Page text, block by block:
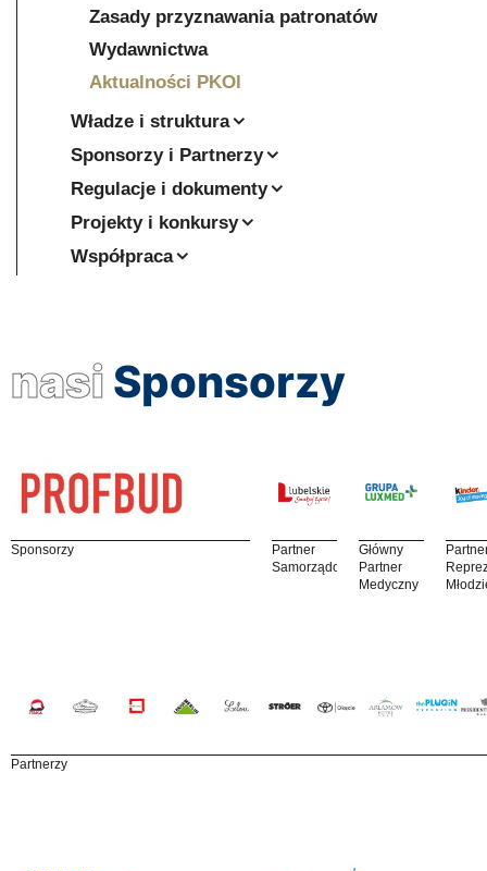
Zasady przyznawania patronatów
Wydawnictwa
Aktualności PKOl
Władze i struktura
Sponsorzy i Partnerzy
Regulacje i dokumenty
Projekty i konkursy
Współpraca
nasi Sponsorzy
Sponsorzy
Partner
Samorządowy
Główny
Partner
Medyczny
Partnerzy